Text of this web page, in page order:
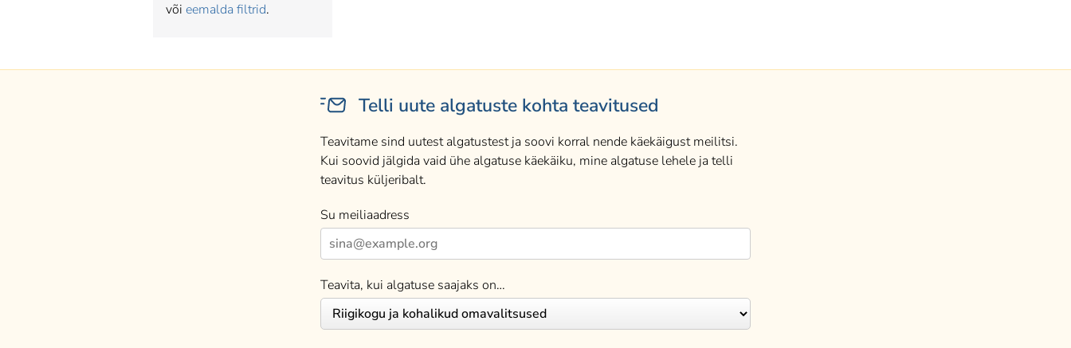
või eemalda filtrid.
Telli uute algatuste kohta teavitused
Teavitame sind uutest algatustest ja soovi korral nende käekäigust meilitsi.
Kui soovid jälgida vaid ühe algatuse käekäiku, mine algatuse lehele ja telli
teavitus küljeribalt.
Su meiliaadress
Teavita, kui algatuse saajaks on…